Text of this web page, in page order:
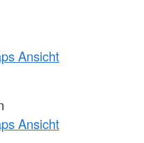
Ansicht
Ansicht